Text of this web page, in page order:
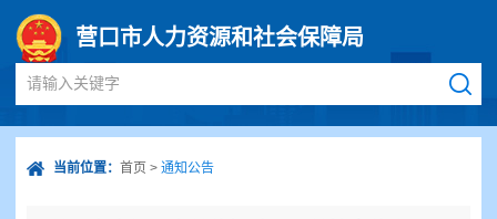
营口市人力资源和社会保障局
请输入关键字
当前位置： 首页 > 通知公告